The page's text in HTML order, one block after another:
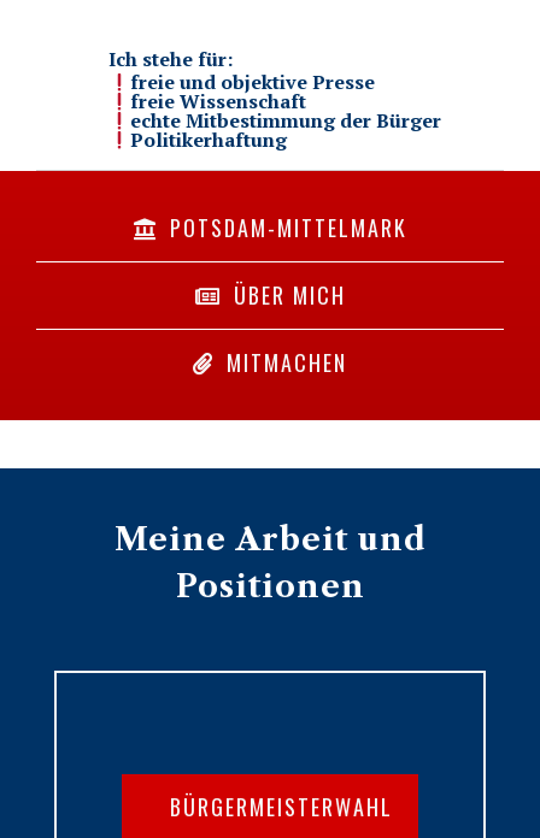
Ich stehe für:
freie und objektive Presse
freie Wissenschaft
echte Mitbestimmung der Bürger
Politikerhaftung
POTSDAM-MITTELMARK
ÜBER MICH
MITMACHEN
Meine Arbeit und
Positionen
BÜRGERMEISTERWAHL